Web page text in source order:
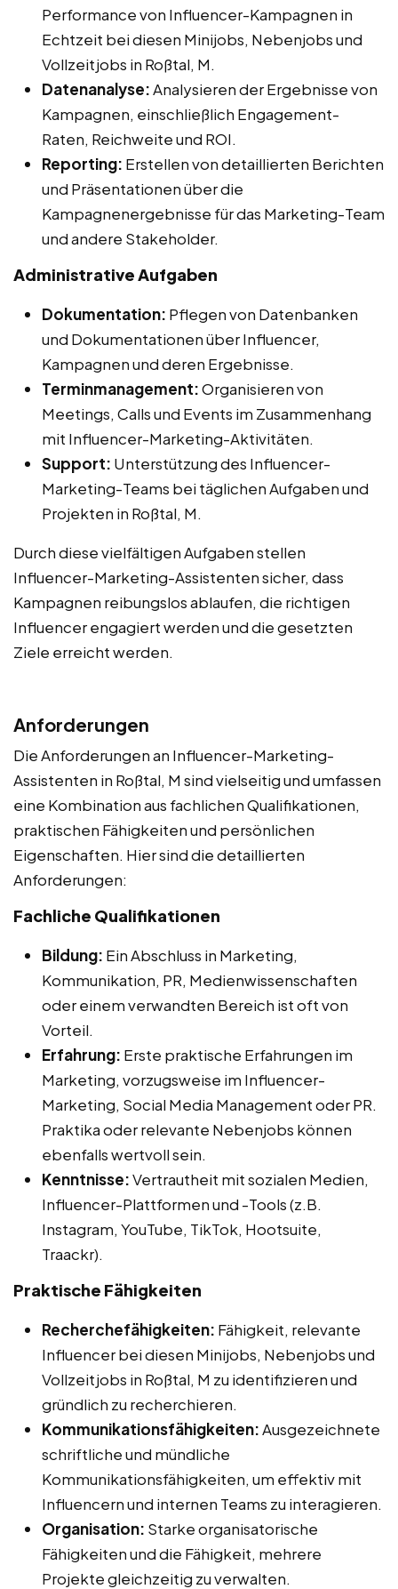
Performance von Influencer-Kampagnen in
Echtzeit bei diesen Minijobs, Nebenjobs und
Vollzeitjobs in Roßtal, M.
Datenanalyse:Analysieren der Ergebnisse von
Kampagnen, einschließlich Engagement-
Raten, Reichweite und ROI.
Reporting: Erstellen von detaillierten Berichten
und Präsentationen über die
Kampagnenergebnisse für das Marketing-Team
und andere Stakeholder.
Administrative Aufgaben
Dokumentation: Pflegen von Datenbanken
und Dokumentationen über Influencer,
Kampagnen und deren Ergebnisse.
Terminmanagement:Organisieren von
Meetings, Calls und Events im Zusammenhang
mit Influencer-Marketing-Aktivitäten.
Support: Unterstützung des Influencer-
Marketing-Teams bei täglichen Aufgaben und
Projekten in Roßtal, M.
Durch diese vielfältigen Aufgaben stellen
Influencer-Marketing-Assistenten sicher, dass
Kampagnen reibungslos ablaufen, die richtigen
Influencer engagiert werden und die gesetzten
Ziele erreicht werden.
Anforderungen
Die Anforderungen an Influencer-Marketing-
Assistenten in Roßtal, M sind vielseitig und umfassen
eine Kombination aus fachlichen Qualifikationen,
praktischen Fähigkeiten und persönlichen
Eigenschaften. Hier sind die detaillierten
Anforderungen:
Fachliche Qualifikationen
Bildung: Ein Abschluss in Marketing,
Kommunikation, PR, Medienwissenschaften
oder einem verwandten Bereich ist oft von
Vorteil.
Erfahrung: Erste praktische Erfahrungen im
Marketing, vorzugsweise im Influencer-
Marketing, Social Media Management oder PR.
Praktika oder relevante Nebenjobs können
ebenfalls wertvoll sein.
Kenntnisse:Vertrautheit mit sozialen Medien,
Influencer-Plattformen und -Tools (z.B.
Instagram, YouTube, TikTok, Hootsuite,
Traackr).
Praktische Fähigkeiten
Recherchefähigkeiten: Fähigkeit, relevante
Influencer bei diesen Minijobs, Nebenjobs und
Vollzeitjobs in Roßtal, M zu identifizieren und
gründlich zu recherchieren.
Kommunikationsfähigkeiten:Ausgezeichnete
schriftliche und mündliche
Kommunikationsfähigkeiten, um effektiv mit
Influencern und internen Teams zu interagieren.
Organisation: Starke organisatorische
Fähigkeiten und die Fähigkeit, mehrere
Projekte gleichzeitig zu verwalten.